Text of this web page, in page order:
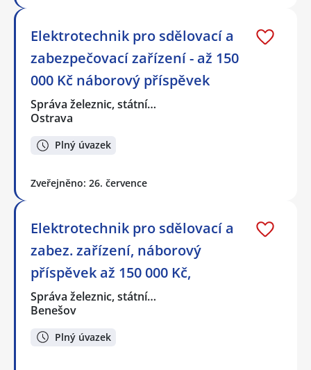
Elektrotechnik pro sdělovací a
zabezpečovací zařízení - až 150
000 Kč náborový příspěvek
Správa železnic, státní…
Ostrava
Plný úvazek
Zveřejněno: 26. července
Elektrotechnik pro sdělovací a
zabez. zařízení, náborový
příspěvek až 150 000 Kč,
Správa železnic, státní…
Benešov
Plný úvazek